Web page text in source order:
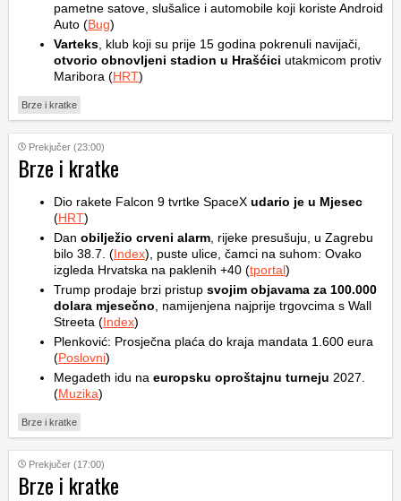
pametne satove, slušalice i automobile koji koriste Android
Auto (Bug)
Varteks , klub koji su prije 15 godina pokrenuli navijači,
otvorio obnovljeni stadion u Hrašćici utakmicom protiv
Maribora (HRT)
Brze i kratke
Prekjučer (23:00)
Brze i kratke
Dio rakete Falcon 9 tvrtke SpaceX udario je u Mjesec
(HRT)
Dan obilježio crveni alarm , rijeke presušuju, u Zagrebu
bilo 38.7. (Index), puste ulice, čamci na suhom: Ovako
izgleda Hrvatska na paklenih +40 (tportal)
Trump prodaje brzi pristup svojim objavama za 100.000
dolara mjesečno , namijenjena najprije trgovcima s Wall
Streeta (Index)
Plenković: Prosječna plaća do kraja mandata 1.600 eura
(Poslovni)
Megadeth idu na europsku oproštajnu turneju 2027.
(Muzika)
Brze i kratke
Prekjučer (17:00)
Brze i kratke